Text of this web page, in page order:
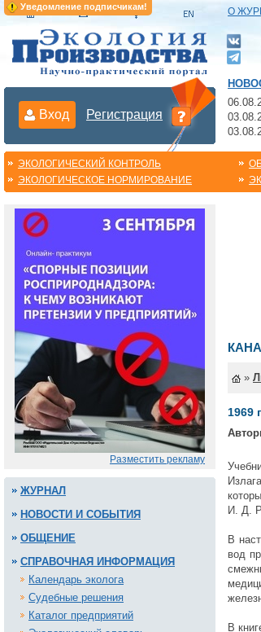
Уведомление подписчикам! О
Вход Регистрация
ЭКОЛОГИЧЕСКИЙ КОНТРОЛЬ
ЭКОЛОГИЧЕСКОЕ НОРМИРОВАНИЕ
Разместить рекламу
ЖУРНАЛ
НОВОСТИ И СОБЫТИЯ
ОБЩЕНИЕ
СПРАВОЧНАЯ ИНФОРМАЦИЯ
Календарь эколога
Судебные решения
Каталог предприятий
»
1969
И. Д.
В
вод
В